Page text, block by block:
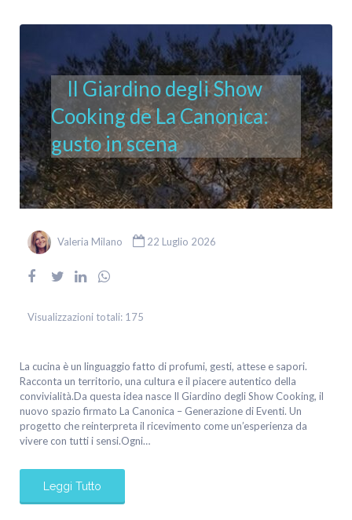
Il Giardino degli Show
Cooking de La Canonica:
gusto in scena
Valeria Milano 22 Luglio 2026
Visualizzazioni totali: 175
La cucina è un linguaggio fatto di profumi, gesti, attese e sapori.
Racconta un territorio, una cultura e il piacere autentico della
convivialità.Da questa idea nasce Il Giardino degli Show Cooking, il
nuovo spazio firmato La Canonica – Generazione di Eventi. Un
progetto che reinterpreta il ricevimento come un’esperienza da
vivere con tutti i sensi.Ogni…
Leggi Tutto